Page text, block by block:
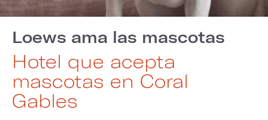
Loews ama las mascotas
Hotel que acepta
mascotas en Coral
Gables